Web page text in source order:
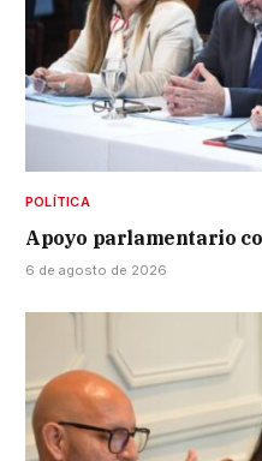
POLÍTICA
Apoyo parlamentario
6 de agosto de 2026